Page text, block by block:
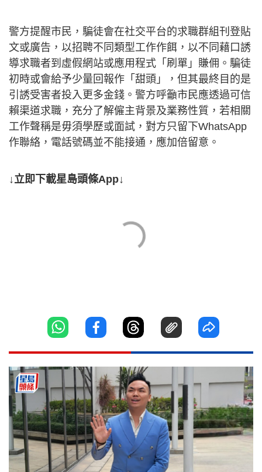
警方提醒市民，騙徒會在社交平台的求職群組刊登貼
文或廣告，以招聘不同類型工作作餌，以不同藉口誘
導求職者到虛假網站或應用程式「刷單」賺佣。騙徒
初時或會給予少量回報作「甜頭」，但其最終目的是
引誘受害者投入更多金錢。警方呼籲市民應透過可信
賴渠道求職，充分了解僱主背景及業務性質，若相關
工作聲稱是毋須學歷或面試，對方只留下WhatsApp
作聯絡，電話號碼並不能接通，應加倍留意。
↓立即下載星島頭條App↓